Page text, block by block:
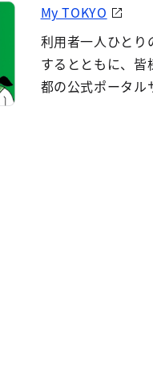
My TOKYO
利用者一人ひと
するとともに、
都の公式ポータル